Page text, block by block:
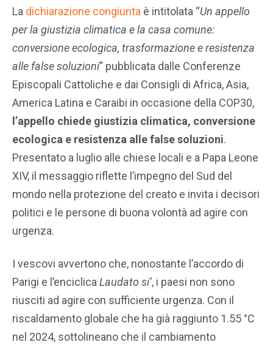
La dichiarazione congiunta è intitolata “Un appello
per la giustizia climatica e la casa comune:
conversione ecologica, trasformazione e resistenza
alle false soluzioni” pubblicata dalle Conferenze
Episcopali Cattoliche e dai Consigli di Africa, Asia,
America Latina e Caraibi in occasione della COP30,
l’appello chiede giustizia climatica, conversione
ecologica e resistenza alle false soluzioni.
Presentato a luglio alle chiese locali e a Papa Leone
XIV, il messaggio riflette l’impegno del Sud del
mondo nella protezione del creato e invita i decisori
politici e le persone di buona volontà ad agire con
urgenza.
I vescovi avvertono che, nonostante l’accordo di
Parigi e l’enciclica Laudato si’, i paesi non sono
riusciti ad agire con sufficiente urgenza. Con il
riscaldamento globale che ha già raggiunto 1.55 °C
nel 2024, sottolineano che il cambiamento